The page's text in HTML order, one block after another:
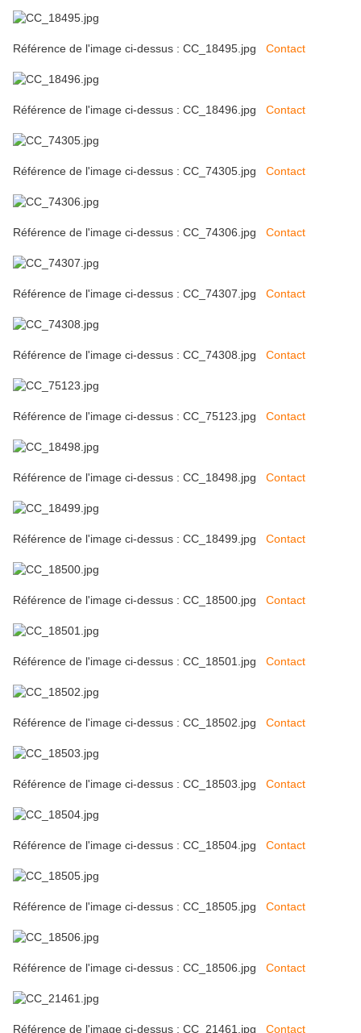
Référence de l'image ci-dessus : CC_18495.jpg Contact
Référence de l'image ci-dessus : CC_18496.jpg Contact
Référence de l'image ci-dessus : CC_74305.jpg Contact
Référence de l'image ci-dessus : CC_74306.jpg Contact
Référence de l'image ci-dessus : CC_74307.jpg Contact
Référence de l'image ci-dessus : CC_74308.jpg Contact
Référence de l'image ci-dessus : CC_75123.jpg Contact
Référence de l'image ci-dessus : CC_18498.jpg Contact
Référence de l'image ci-dessus : CC_18499.jpg Contact
Référence de l'image ci-dessus : CC_18500.jpg Contact
Référence de l'image ci-dessus : CC_18501.jpg Contact
Référence de l'image ci-dessus : CC_18502.jpg Contact
Référence de l'image ci-dessus : CC_18503.jpg Contact
Référence de l'image ci-dessus : CC_18504.jpg Contact
Référence de l'image ci-dessus : CC_18505.jpg Contact
Référence de l'image ci-dessus : CC_18506.jpg Contact
Référence de l'image ci-dessus : CC_21461.jpg Contact